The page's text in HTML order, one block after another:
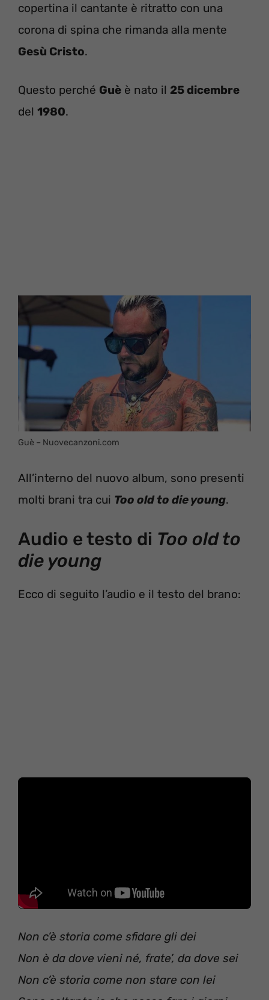
copertina il cantante è ritratto con una
corona di spina che rimanda alla mente
Gesù Cristo.
Questo perché Guè è nato il 25 dicembre
del 1980.
Guè – Nuovecanzoni.com
All’interno del nuovo album, sono presenti
molti brani tra cui Too old to die young.
Audio e testo di Too old to
die young
Ecco di seguito l’audio e il testo del brano:
Non c’è storia come sfidare gli dei
Non è da dove vieni né, frate’, da dove sei
Non c’è storia come non stare con lei